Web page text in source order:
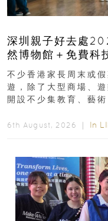
深圳親子好去處
然博物館＋免費科
齡、交通、門票、
不少香港家長周末或
遊，除了大型商場、
開設不少集教育、藝
6th August, 2026 ｜ In